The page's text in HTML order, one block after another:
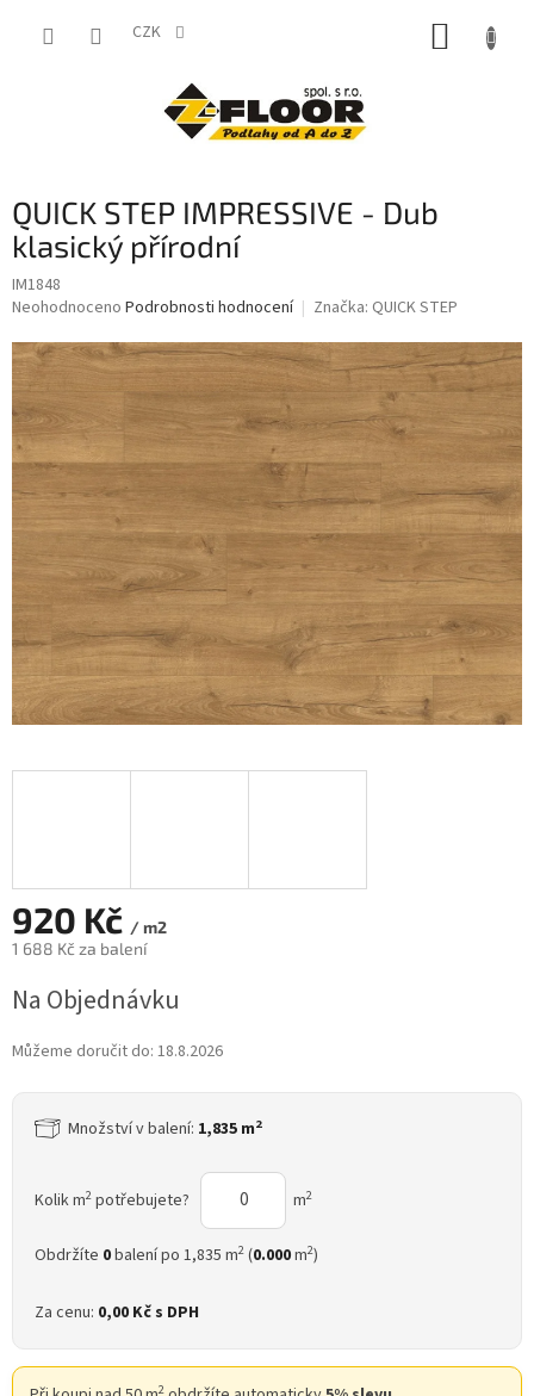
CZK
QUICK STEP IMPRESSIVE - Dub
klasický přírodní
IM1848
Průměrné
produktu
je
z
5
hvězdiček.
Neohodnoceno Podrobnosti hodnocení Značka: QUICK STEP
920 Kč / m2
1 688 Kč za balení
cena:
Na Objednávku
Můžeme doručit do: 18.8.2026
Množství v balení: 1,835 m2
Kolik m2 potřebujete? m2
Obdržíte 0balení po 1,835 m2 (0.000m2)
Za cenu: 0,00 Kčs DPH
2